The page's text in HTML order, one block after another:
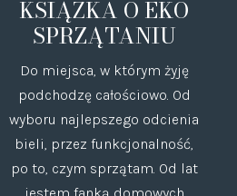
KSIĄŻKA O EKO
SPRZĄTANIU
Do miejsca, w którym żyję
podchodzę całościowo. Od
wyboru najlepszego odcienia
bieli, przez funkcjonalność,
po to, czym sprzątam. Od lat